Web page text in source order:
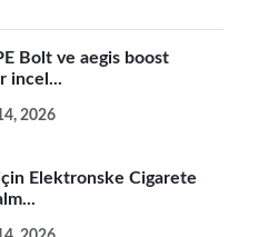
Bolt ve aegis boost
incel...
2026
Elektronske Cigarete